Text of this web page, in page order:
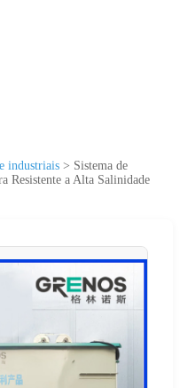
industriais > Sistema de
Resistente a Alta Salinidade